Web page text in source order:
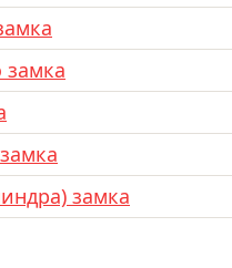
замка
замка